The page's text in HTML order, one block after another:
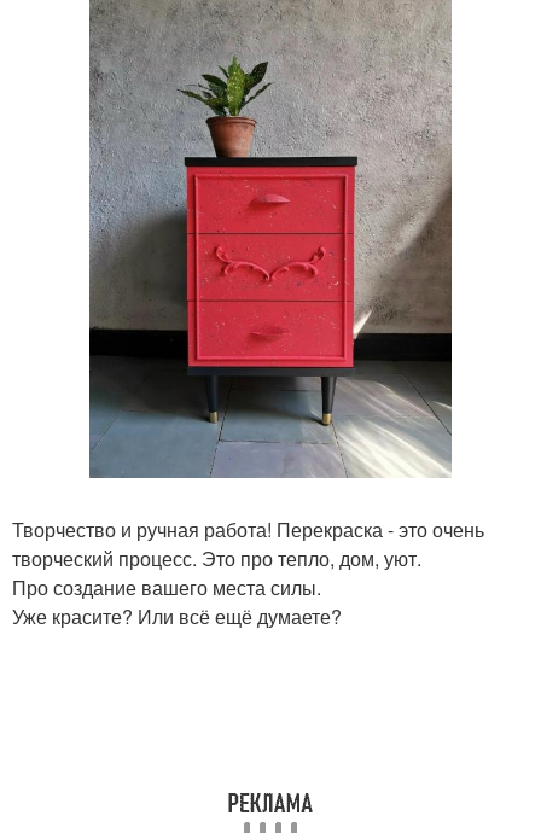
Творчество и ручная работа! Перекраска - это очень
творческий процесс. Это про тепло, дом, уют.
Про создание вашего места силы.
Уже красите? Или всё ещё думаете?